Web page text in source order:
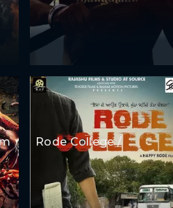
Rode College /